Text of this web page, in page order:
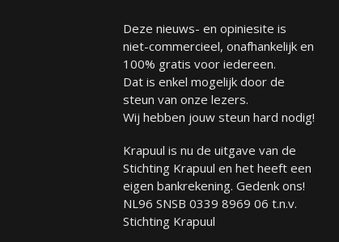
Deze nieuws- en opiniesite is
niet-commercieel, onafhankelijk en
100% gratis voor iedereen.
Dat is enkel mogelijk door de
steun van onze lezers.
Wij hebben jouw steun hard nodig!
Krapuul is nu de uitgave van de
Stichting Krapuul en het heeft een
eigen bankrekening. Gedenk ons!
NL96 SNSB 0339 8969 06 t.n.v.
Stichting Krapuul